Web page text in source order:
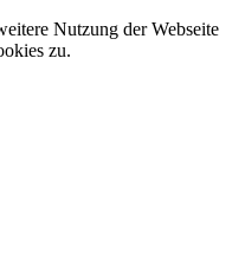
Nutzung der Webseite
zu.